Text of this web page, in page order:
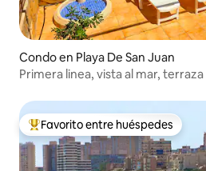
Condo en Playa De San Juan
Primera linea, vista al mar,
Favorito entre huéspedes
Favorito entre huéspedes